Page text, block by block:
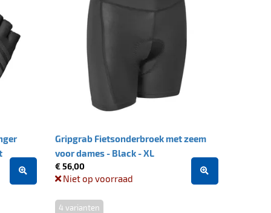
Gripgrab Fietsonderbroek met zeem
voor dames - Black - XL
€ 56,00
Niet op voorraad
4 varianten